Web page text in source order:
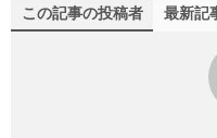
この記事の投稿者 最新記